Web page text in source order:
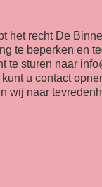
het recht De
te beperken en
te sturen naar
u contact
wij naar